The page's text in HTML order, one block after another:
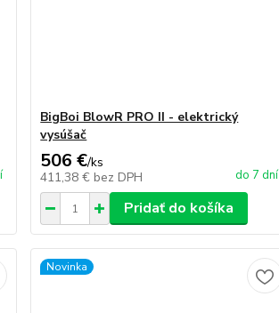
BigBoi BlowR PRO II - elektrický
vysúšač
506 €/ks
411,38 € bez DPH do 7 dní
Pridať do košíka
Novinka